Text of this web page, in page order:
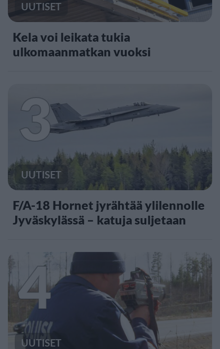
UUTISET
Kela voi leikata tukia
ulkomaanmatkan vuoksi
3
UUTISET
F/A-18 Hornet jyrähtää ylilennolle
Jyväskylässä – katuja suljetaan
4
UUTISET